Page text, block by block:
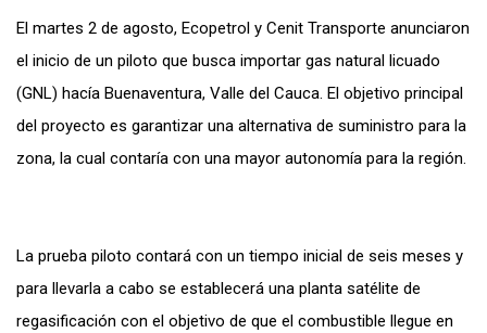
El martes 2 de agosto, Ecopetrol y Cenit Transporte anunciaron
el inicio de un piloto que busca importar gas natural licuado
(GNL) hacía Buenaventura, Valle del Cauca. El objetivo principal
del proyecto es garantizar una alternativa de suministro para la
zona, la cual contaría con una mayor autonomía para la región.
La prueba piloto contará con un tiempo inicial de seis meses y
para llevarla a cabo se establecerá una planta satélite de
regasificación con el objetivo de que el combustible llegue en